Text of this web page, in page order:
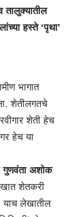
तालुक्यातील
हस्ते ‘पृथा’
भागात
शेतीलगतचे
शेती हेच
हेच या
गुणवंता अशोक
शेतकरी
याच लेखातील